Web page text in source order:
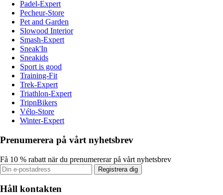
Padel-Expert
Pecheur-Store
Pet and Garden
Slowood Interior
Smash-Expert
Sneak'In
Sneakids
Sport is good
Training-Fit
Trek-Expert
Triathlon-Expert
TripnBikers
Vélo-Store
Winter-Expert
Prenumerera på vårt nyhetsbrev
Få 10 % rabatt när du prenumererar på vårt nyhetsbrev
Registrera dig
Håll kontakten